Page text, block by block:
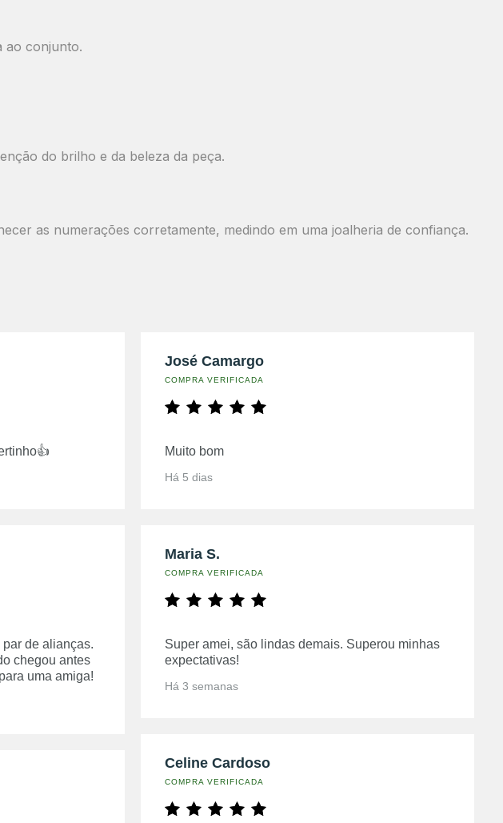
ao conjunto.
do brilho e da beleza da peça.
as numerações corretamente, medindo em uma joalheria de confiança.
de alianças.
chegou antes
uma amiga!
José Camargo
COMPRA VERIFICADA
Muito bom
Há 5 dias
Maria S.
COMPRA VERIFICADA
Super amei, são lindas demais. Superou minhas
expectativas!
Há 3 semanas
Celine Cardoso
COMPRA VERIFICADA